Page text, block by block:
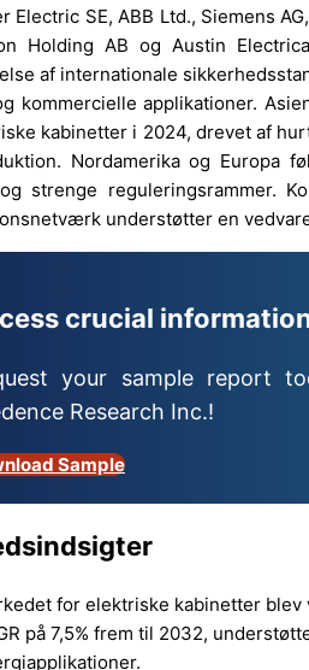
Electric SE, ABB Ltd., Siemens
Holding AB og Austin
af internationale
kommercielle applikationer.
kabinetter i 2024, drevet af
Nordamerika og Europa
strenge reguleringsrammer.
understøtter en
crucial
your sample report
Research Inc.!
Sample
for elektriske kabinetter
på 7,5% frem til 2032,